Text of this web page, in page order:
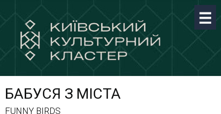
БАБУСЯ З МІСТА
FUNNY BIRDS